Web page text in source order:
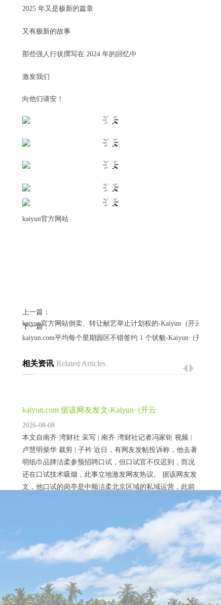
2025 年又是极新的篇章
又有极新的故事
那些强人行状撰写在 2024 年的回忆中
激发我们
向他们请安！
kaiyun官方网站
上一篇：
kaiyun官方网站倒卖、转让献艺举止计划权的-Kaiyun· (开云)官方
下一篇：
kaiyun.com平均每个星期园区不错签约 1 个状貌-Kaiyun· (开云)
相关资讯 Related Articles
kaiyun.com 据该网友发文-Kaiyun· (开云
2026-08-08
本文自南齐·湾财社 采写 | 南齐·湾财社记者冯家钜 视频 |
卢慧明柴华 裁剪 | 子衿 近日，有网友发帖投诉称，他去著
明纸巾品牌洁柔参预招聘口试，但口试官不仅迟到，而况
还在口试技术吸烟，此事立地激发网友热议。 据该网友发
文，他口试的岗亭是中顺洁柔北京区域的私域运营，此前
他已有8年职场教会，但头一次见到有口试官在口试技术吸
烟，并称其“格调极其雕悍”。 此外，该网友以为，口试技
kaiyun.com展会同时还将举办第二届深圳银龄消耗
2025年8月28日，第三届深圳海外聪惠养老产业展览会（以
下简称“深圳聪惠养老展”）暨“兴业银行杯”首届深圳康养
机器东说念主大赛新闻媒体通气会在深圳市民政局举行。
记者从会上获悉，该展将于2025年9月12日至14日在深圳会
展中心（福田）7号、8号馆启幕。 “以展兴业”：构建通达